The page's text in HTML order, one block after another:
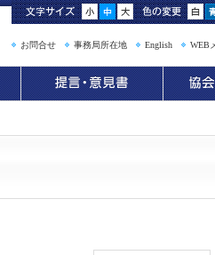
お問合せ 事務局所在地 English WEB